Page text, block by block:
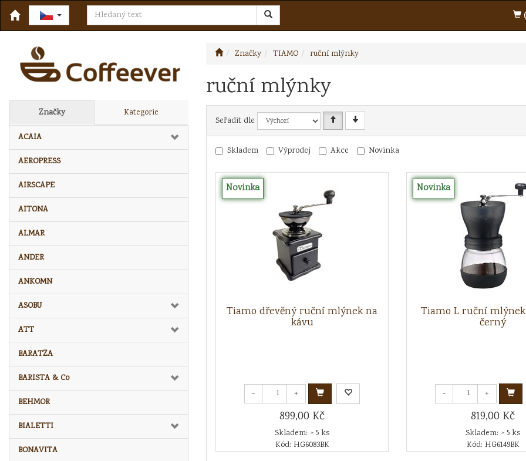
Značky Kategorie
ACAIA
AEROPRESS
AIRSCAPE
AITONA
ALMAR
ANDER
ANKOMN
ASOBU
ATT
BARATZA
BARISTA & Co
BEHMOR
BIALETTI
BONAVITA
Značky TIAMO ruční mlýnky
ruční mlýnky
Seřadit dle
Skladem Výprodej Akce Novinka
Novinka
Tiamo dřevěný ruční mlýnek na
kávu
- +
899,00 Kč
Skladem: > 5 ks
Kód: HG6083BK
Novinka
Tiamo L ruční
černý
- +
819,00 Kč
Skladem: > 5 ks
Kód: HG6149BK